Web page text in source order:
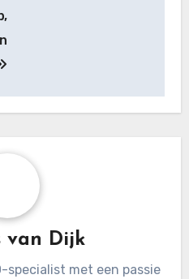
van Dijk
specialist met een passie